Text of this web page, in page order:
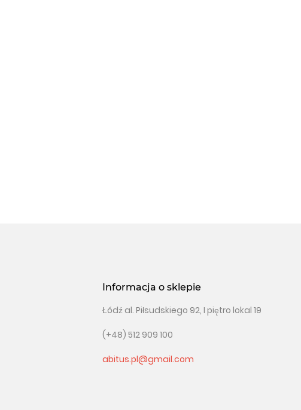
Informacja o sklepie
Łódź al. Piłsudskiego 92, I piętro lokal 19
(+48) 512 909 100
abitus.pl@gmail.com